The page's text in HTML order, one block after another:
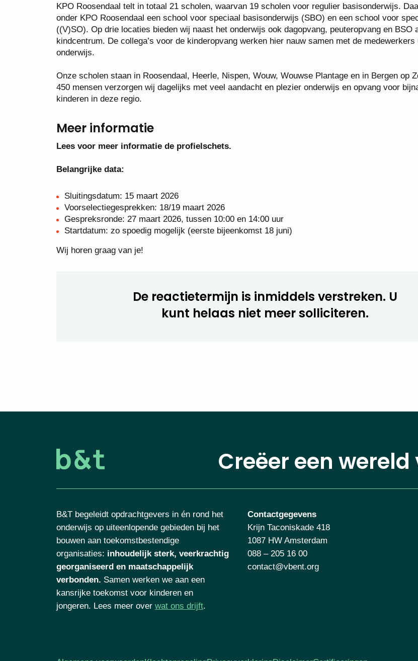
KPO Roosendaal telt in totaal 21 scholen, waarvan 19 scholen voor regulier basisonderwijs.
onder KPO Roosendaal een school voor speciaal basisonderwijs (SBO) en een school voor
((V)SO). Op drie locaties bieden wij naast het onderwijs ook dagopvang, peuteropvang en BSO
kindcentrum. De collega’s voor de kinderopvang werken hier nauw samen met de medewerkers
onderwijs.
Onze scholen staan in Roosendaal, Heerle, Nispen, Wouw, Wouwse Plantage en in Bergen op
450 mensen verzorgen wij dagelijks met veel aandacht en plezier onderwijs en opvang voor
kinderen in deze regio.
Meer informatie
Lees voor meer informatie de profielschets.
Belangrijke data:
Sluitingsdatum: 15 maart 2026
Voorselectiegesprekken: 18/19 maart 2026
Gespreksronde: 27 maart 2026, tussen 10:00 en 14:00 uur
Startdatum: zo spoedig mogelijk (eerste bijeenkomst 18 juni)
Wij horen graag van je!
De reactietermijn is inmiddels verstreken. U
kunt helaas niet meer solliciteren.
Creëer een
B&T begeleidt opdrachtgevers in én rond het
onderwijs op uiteenlopende gebieden bij het
bouwen aan toekomstbestendige
organisaties: inhoudelijk sterk, veerkrachtig
georganiseerd en maatschappelijk
verbonden. Samen werken we aan een
kansrijke toekomst voor kinderen en
jongeren. Lees meer over wat ons drijft.
Contactgegevens
Krijn Taconiskade 418
1087 HW Amsterdam
088 – 205 16 00
contact@vbent.org